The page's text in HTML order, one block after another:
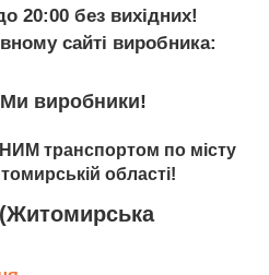
20:00 без вихідних!
сайті виробника:
Ми виробники!
транспортом по місту
області!
(Житомирська